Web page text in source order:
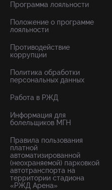
Программа лояльности
Положение о программе
лояльности
Противодействие
коррупции
Политика обработки
персональных данных
Работа в РЖД
Информация для
болельщиков МГН
Правила пользования
платной
автоматизированной
(неохраняемой) парковкой
автотранспорта на
территории стадиона
«РЖД Арена»